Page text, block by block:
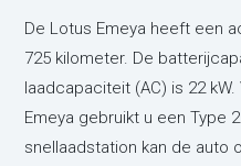
De Lotus Emeya heeft een
725 kilometer. De
laadcapaciteit (AC) is 22
Emeya gebruikt u een Type
snellaadstation kan de auto